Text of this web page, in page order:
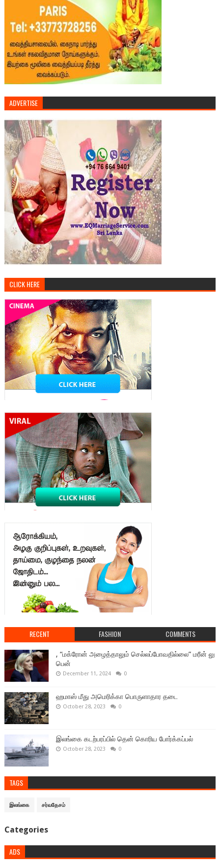
ADVERTISE
CLICK HERE
RECENT FASHION COMMENTS
, “மக்ரோன் அழைத்தாலும் செல்லப்போவதில்லை” மரீன் லு
பென்
December 11, 2024 0
ஹமாஸ் மீது அமெரிக்கா பொருளாதார தடை
October 28, 2023 0
இலங்கை கடற்பரப்பில் தென் கொரிய போர்க்கப்பல்
October 28, 2023 0
TAGS
இலங்கை சர்வதேசம்
Categories
ADS